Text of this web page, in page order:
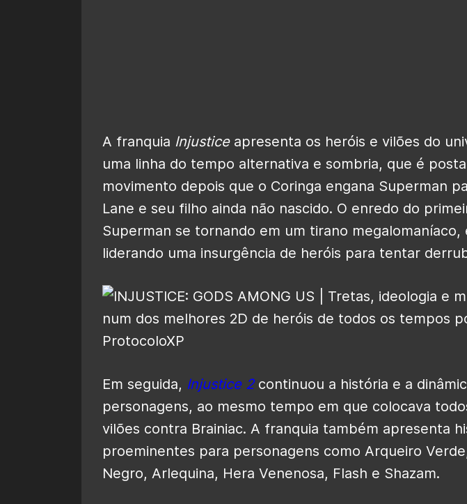
A franquia Injusticeapresenta os heróis e vilões do
uma linha do tempo alternativa e sombria, que é
movimento depois que o Coringa engana Superman
Lane e seu filho ainda não nascido. O enredo do
Superman se tornando em um tirano megalomaníaco,
liderando uma insurgência de heróis para tentar
Em seguida, Injustice 2continuou a história e a
personagens, ao mesmo tempo em que colocava
vilões contra Brainiac. A franquia também apresenta
proeminentes para personagens como Arqueiro
Negro, Arlequina, Hera Venenosa, Flash e Shazam.